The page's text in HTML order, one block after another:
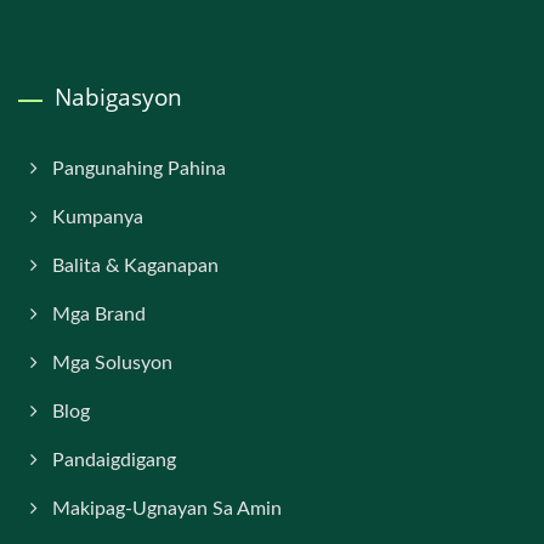
Nabigasyon
Pangunahing Pahina
Kumpanya
Balita & Kaganapan
Mga Brand
Mga Solusyon
Blog
Pandaigdigang
Makipag-Ugnayan Sa Amin